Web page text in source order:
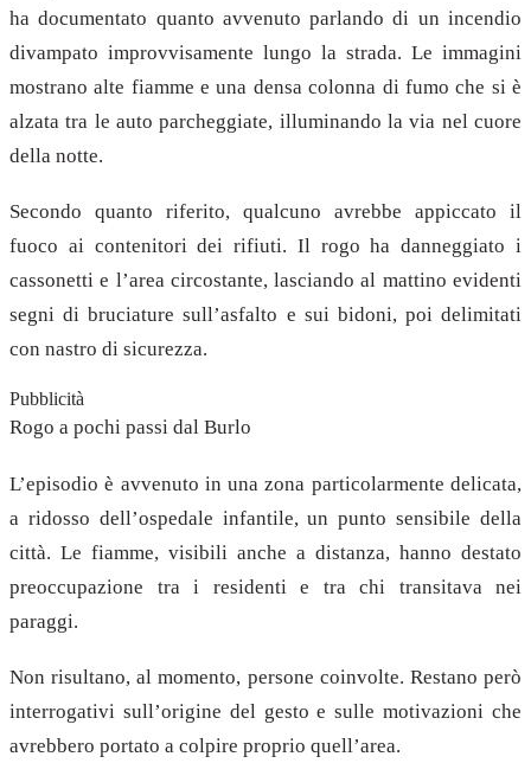
ha documentato quanto avvenuto parlando di un incendio
divampato improvvisamente lungo la strada. Le immagini
mostrano alte fiamme e una densa colonna di fumo che si è
alzata tra le auto parcheggiate, illuminando la via nel cuore
della notte.
Secondo quanto riferito, qualcuno avrebbe appiccato il
fuoco ai contenitori dei rifiuti. Il rogo ha danneggiato i
cassonetti e l’area circostante, lasciando al mattino evidenti
segni di bruciature sull’asfalto e sui bidoni, poi delimitati
con nastro di sicurezza.
Pubblicità
Rogo a pochi passi dal Burlo
L’episodio è avvenuto in una zona particolarmente delicata,
a ridosso dell’ospedale infantile, un punto sensibile della
città. Le fiamme, visibili anche a distanza, hanno destato
preoccupazione tra i residenti e tra chi transitava nei
paraggi.
Non risultano, al momento, persone coinvolte. Restano però
interrogativi sull’origine del gesto e sulle motivazioni che
avrebbero portato a colpire proprio quell’area.